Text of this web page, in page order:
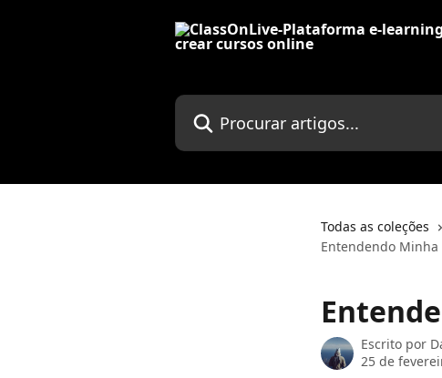
Procurar artigos...
Todas as coleções
Entendendo
Escrito por
25 de